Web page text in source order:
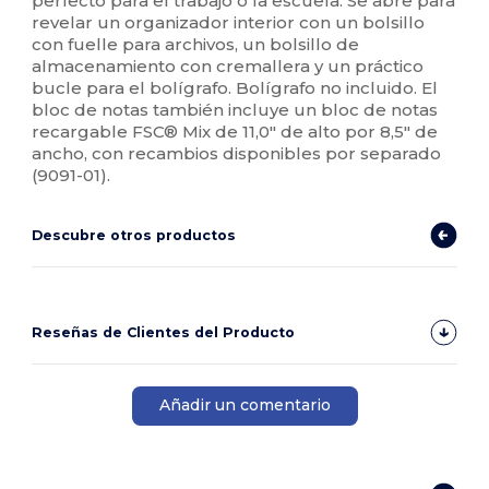
revelar un organizador interior con un bolsillo
con fuelle para archivos, un bolsillo de
almacenamiento con cremallera y un práctico
bucle para el bolígrafo. Bolígrafo no incluido. El
bloc de notas también incluye un bloc de notas
recargable FSC® Mix de 11,0" de alto por 8,5" de
ancho, con recambios disponibles por separado
(9091-01).
Descubre otros productos
Reseñas de Clientes del Producto
Añadir un comentario